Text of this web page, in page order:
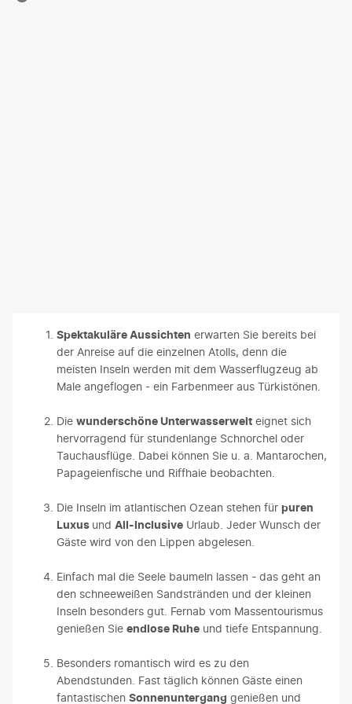
Spektakuläre Aussichten erwarten Sie bereits bei
der Anreise auf die einzelnen Atolls, denn die
meisten Inseln werden mit dem Wasserflugzeug ab
Male angeflogen - ein Farbenmeer aus Türkistönen.
Die wunderschöne Unterwasserwelt eignet sich
hervorragend für stundenlange Schnorchel oder
Tauchausflüge. Dabei können Sie u. a. Mantarochen,
Papageienfische und Riffhaie beobachten.
Die Inseln im atlantischen Ozean stehen für puren
Luxus und All-Inclusive Urlaub. Jeder Wunsch der
Gäste wird von den Lippen abgelesen.
Einfach mal die Seele baumeln lassen - das geht an
den schneeweißen Sandstränden und der kleinen
Inseln besonders gut. Fernab vom Massentourismus
genießen Sie endlose Ruhe und tiefe Entspannung.
Besonders romantisch wird es zu den
Abendstunden. Fast täglich können Gäste einen
fantastischen Sonnenuntergang genießen und